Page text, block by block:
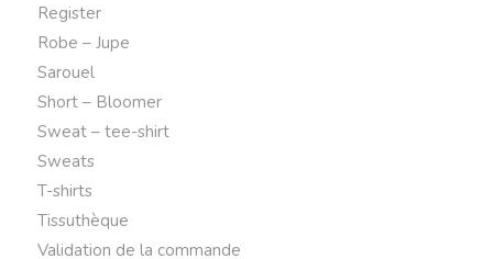
Register
Robe – Jupe
Sarouel
Short – Bloomer
Sweat – tee-shirt
Sweats
T-shirts
Tissuthèque
Validation de la commande